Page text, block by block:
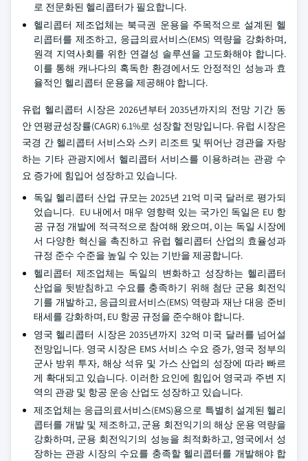
로 전문화된 헬리콥터가 필요합니다.
헬리콥터 제조업체는 북극권 운용을 주목적으로 설계된 헬
리콥터를 제조하고, 응급의료서비스(EMS) 역량을 강화하며,
원격 지역사회를 위한 연결성 솔루션을 고도화해야 합니다.
이를 통해 캐나다의 혹독한 환경에서도 안정적인 성능과 효
율적인 헬리콥터 운용을 제공해야 합니다.
유럽 헬리콥터 시장은 2026년부터 2035년까지의 전망 기간 동
안 연평균성장률(CAGR) 6.1%로 성장할 전망입니다. 유럽 시장은
국경 간 헬리콥터 서비스와 스키 리조트 및 뛰어난 경관을 자랑
하는 기타 관광지에서 헬리콥터 서비스를 이용하려는 관광 수
요 증가에 힘입어 성장하고 있습니다.
독일 헬리콥터 산업 규모는 2025년 21억 미국 달러로 평가되
었습니다. EU 내에서 매우 영향력 있는 국가인 독일은 EU 항
공 규정 개발에 적극적으로 참여해 왔으며, 이는 독일 시장에
서 다양한 혁신을 촉진하고 유럽 헬리콥터 산업의 효율성과
규정 준수 수준을 높일 수 있는 기반을 제공합니다.
헬리콥터 제조업체는 독일의 변화하고 성장하는 헬리콥터
산업을 뒷받침하고 수요를 충족하기 위해 첨단 군용 회전익
기를 개발하고, 응급의료서비스(EMS) 역량과 재난 대응 준비
태세를 강화하며, EU 항공 규정을 준수해야 합니다.
영국 헬리콥터 시장은 2035년까지 32억 미국 달러를 넘어설
전망입니다. 영국 시장은 EMS 서비스 수요 증가, 영국 정부의
군사 방위 투자, 해상 석유 및 가스 산업의 성장에 따라 빠르
게 확대되고 있습니다. 이러한 요인에 힘입어 영국과 주변 지
역의 관광 및 항공 운송 산업도 성장하고 있습니다.
제조업체는 응급의료서비스(EMS)용으로 특별히 설계된 헬리
콥터를 개발 및 제조하고, 군용 회전익기의 해상 운용 역량을
강화하며, 군용 회전익기의 성능을 최적화하고, 영국에서 성
장하는 관광 시장의 수요를 충족할 헬리콥터를 개발해야 합